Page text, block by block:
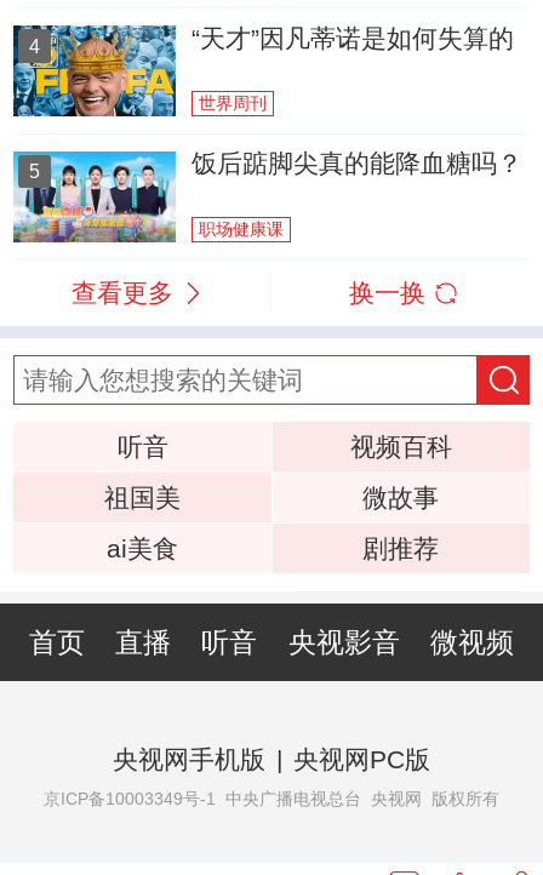
4 “天才”因凡蒂诺是如何失算的
世界周刊
5 饭后踮脚尖真的能降血糖吗？
职场健康课
查看更多 换一换
听音
视频百科
祖国美
微故事
ai美食
剧推荐
首页 直播 听音 央视影音 微视频
央视网手机版 | 央视网PC版
京ICP备10003349号-1 中央广播电视总台 央视网 版权所有